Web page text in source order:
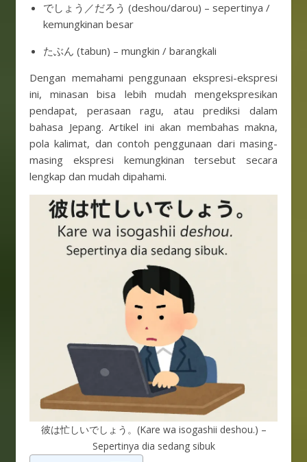
でしょう／だろう (deshou/darou) – sepertinya /
kemungkinan besar
たぶん (tabun) – mungkin / barangkali
Dengan memahami penggunaan ekspresi-ekspresi
ini, minasan bisa lebih mudah mengekspresikan
pendapat, perasaan ragu, atau prediksi dalam
bahasa Jepang. Artikel ini akan membahas makna,
pola kalimat, dan contoh penggunaan dari masing-
masing ekspresi kemungkinan tersebut secara
lengkap dan mudah dipahami.
彼は忙しいでしょう。(Kare wa isogashii deshou.) –
Sepertinya dia sedang sibuk